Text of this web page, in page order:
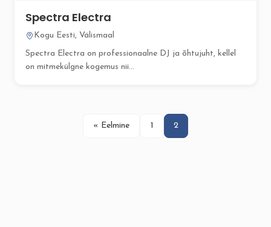
Spectra Electra
Kogu Eesti, Välismaal
Spectra Electra on professionaalne DJ ja õhtujuht, kellel
on mitmekülgne kogemus nii...
« Eelmine 1 2